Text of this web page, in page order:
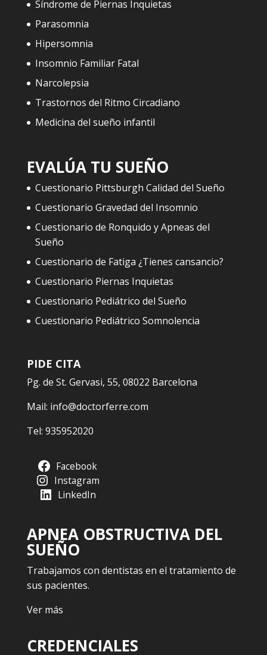
Síndrome de Piernas Inquietas
Parasomnia
Hipersomnia
Insomnio Familiar Fatal
Narcolepsia
Trastornos del Ritmo Circadiano
Medicina del sueño infantil
EVALÚA TU SUEÑO
Cuestionario Pittsburgh Calidad del Sueño
Cuestionario Gravedad del Insomnio
Cuestionario de Ronquido y Apneas del
Sueño
Cuestionario de Fatiga ¿Tienes cansancio?
Cuestionario Piernas Inquietas
Cuestionario Pediátrico del Sueño
Cuestionario Pediátrico Somnolencia
PIDE CITA
Pg. de St. Gervasi, 55, 08022 Barcelona
Mail: info@doctorferre.com
Tel: 935952020
Facebook
Instagram
LinkedIn
APNEA OBSTRUCTIVA DEL
SUEÑO
Trabajamos con dentistas en el tratamiento de
sus pacientes.
Ver más
CREDENCIALES